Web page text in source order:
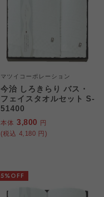
マツイコーポレーション
今治 しろきらり バス・
フェイスタオルセット S-
51400
本体 3,800 円
(税込 4,180 円)
5%OFF